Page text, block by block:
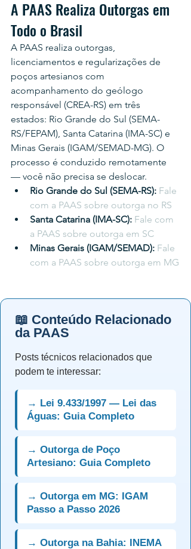
A PAAS Realiza Outorgas em
Todo o Brasil
A PAAS realiza outorgas,
licenciamentos e regularizações de
poços artesianos com
acompanhamento do geólogo
responsável (CREA-RS) em três
estados: Rio Grande do Sul (SEMA-
RS/FEPAM), Santa Catarina (IMA-SC) e
Minas Gerais (IGAM/SEMAD-MG). O
processo é conduzido remotamente
— você não precisa se deslocar.
Rio Grande do Sul (SEMA-RS): Fale
com a PAAS sobre outorga no RS
Santa Catarina (IMA-SC): Fale com
a PAAS sobre outorga em SC
Minas Gerais (IGAM/SEMAD): Fale
com a PAAS sobre outorga em MG
📖 Conteúdo Relacionado
da PAAS
Posts técnicos relacionados que
podem te interessar:
→ Lei 9.433/1997 — Lei das
Águas: Guia Completo
→ Outorga de Poço
Artesiano: Guia Completo
→ Outorga em MG: IGAM
Passo a Passo 2026
→ Outorga na Bahia: INEMA